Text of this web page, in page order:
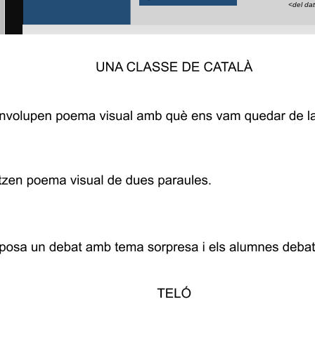
<del